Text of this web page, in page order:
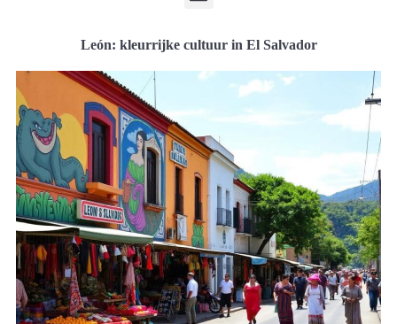
León: kleurrijke cultuur in El Salvador